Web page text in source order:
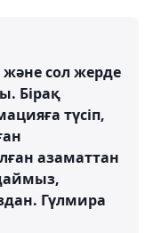
сол жерде
Бірақ
түсіп,
азаматтан
Гүлмира